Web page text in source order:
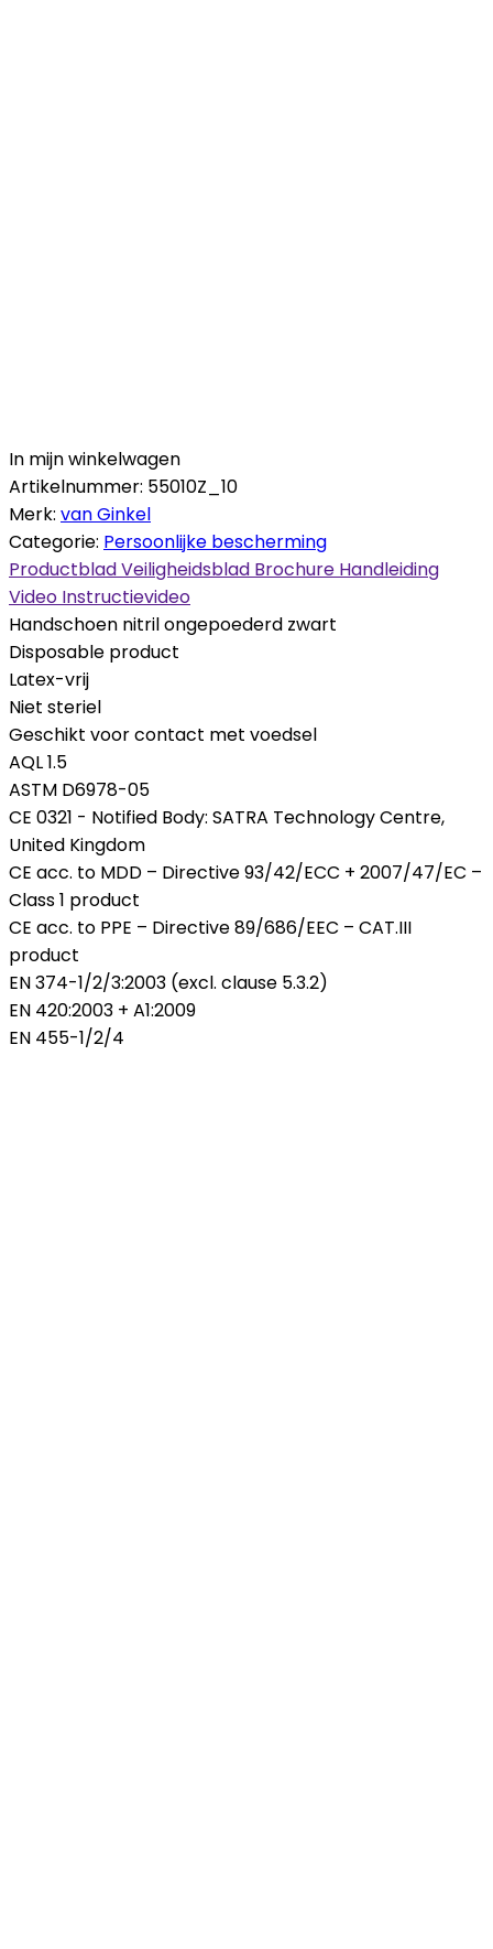
In mijn winkelwagen
Artikelnummer: 55010Z_10
Merk: van Ginkel
Categorie: Persoonlijke bescherming
ProductbladVeiligheidsblad Brochure Handleiding
Video Instructievideo
Handschoen nitril ongepoederd zwart
Disposable product
Latex-vrij
Niet steriel
Geschikt voor contact met voedsel
AQL 1.5
ASTM D6978-05
CE 0321 - Notified Body: SATRA Technology Centre,
United Kingdom
CE acc. to MDD – Directive 93/42/ECC + 2007/47/EC –
Class 1 product
CE acc. to PPE – Directive 89/686/EEC – CAT.III
product
EN 374-1/2/3:2003 (excl. clause 5.3.2)
EN 420:2003 + A1:2009
EN 455-1/2/4